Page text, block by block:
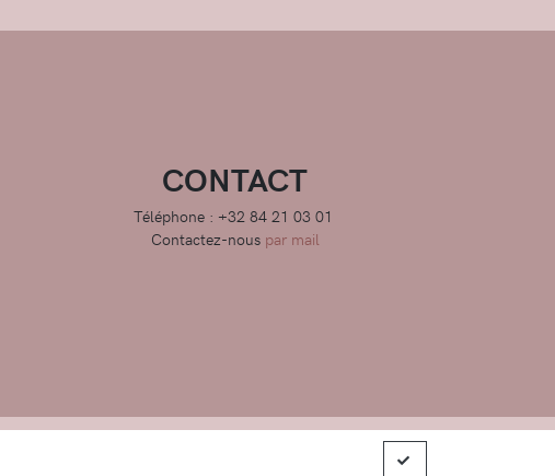
CONTACT
Téléphone : +32 84 21 03 01
Contactez-nous par mail
Charte de confidentialité